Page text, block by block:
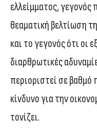
ελλείμματος, γεγονός
θεαματική βελτίωση
και το γεγονός ότι οι
διαρθρωτικές
περιοριστεί σε
κίνδυνο για την
τονίζει.